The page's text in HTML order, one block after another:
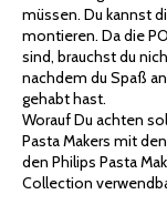
müssen. Du kannst
montieren. Da die
sind, brauchst du
nachdem du Spaß
gehabt hast.
Worauf Du achten
Pasta Makers mit
den Philips Pasta
Collection